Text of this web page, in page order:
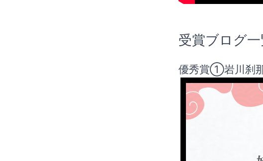
受賞ブログ
優秀賞①岩川刹